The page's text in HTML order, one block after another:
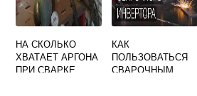
НА СКОЛЬКО
ХВАТАЕТ АРГОНА
ПРИ СВАРКЕ
КАК
ПОЛЬЗОВАТЬСЯ
СВАРОЧНЫМ